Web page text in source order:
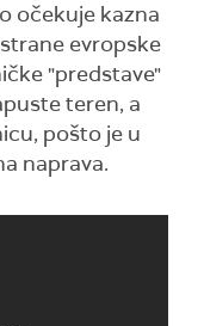
očekuje kazna
evropske
"predstave"
teren, a
pošto je u
naprava.